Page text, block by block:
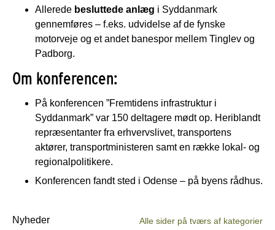
Allerede besluttede anlæg i Syddanmark
gennemføres – f.eks. udvidelse af de fynske
motorveje og et andet banespor mellem Tinglev og
Padborg.
Om konferencen:
På konferencen ”Fremtidens infrastruktur i
Syddanmark” var 150 deltagere mødt op. Heriblandt
repræsentanter fra erhvervslivet, transportens
aktører, transportministeren samt en række lokal- og
regionalpolitikere.
Konferencen fandt sted i Odense – på byens rådhus.
Nyheder Alle sider på tværs af kategorier